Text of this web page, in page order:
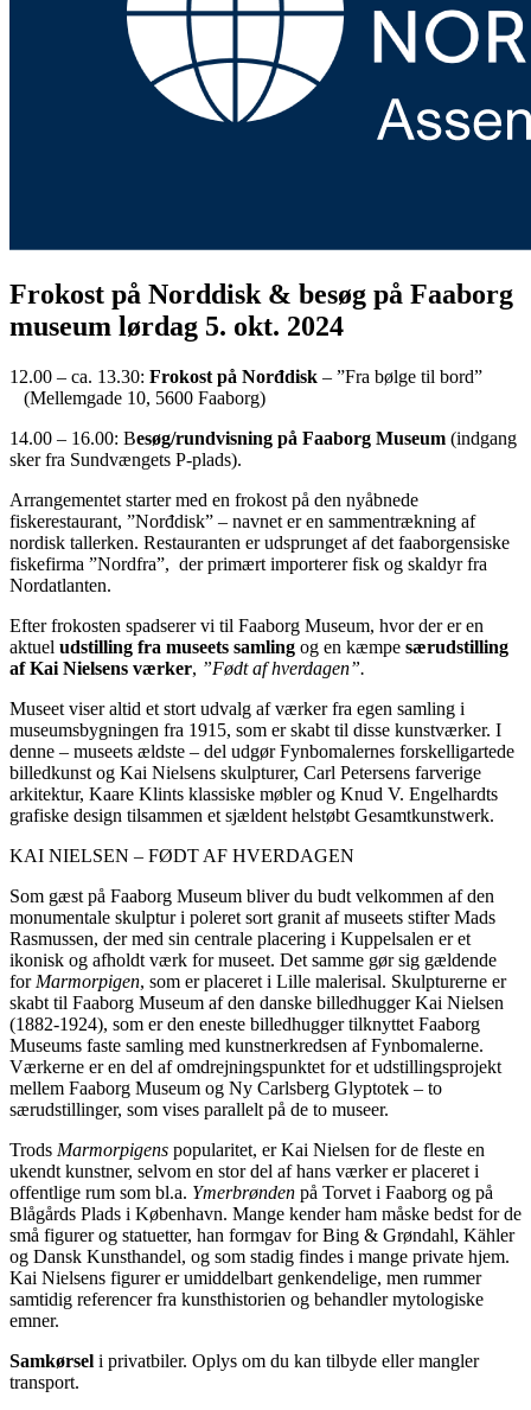
Frokost på Norddisk & besøg på Faaborg
museum lørdag 5. okt. 2024
12.00 – ca. 13.30: Frokost på Norđdisk – ”Fra bølge til bord”
(Mellemgade 10, 5600 Faaborg)
14.00 – 16.00: Besøg/rundvisning på Faaborg Museum (indgang
sker fra Sundvængets P-plads).
Arrangementet starter med en frokost på den nyåbnede
fiskerestaurant, ”Norđdisk” – navnet er en sammentrækning af
nordisk tallerken. Restauranten er udsprunget af det faaborgensiske
fiskefirma ”Nordfra”, der primært importerer fisk og skaldyr fra
Nordatlanten.
Efter frokosten spadserer vi til Faaborg Museum, hvor der er en
aktuel udstilling fra museets samling og en kæmpe særudstilling
af Kai Nielsens værker, ”Født af hverdagen”.
Museet viser altid et stort udvalg af værker fra egen samling i
museumsbygningen fra 1915, som er skabt til disse kunstværker. I
denne – museets ældste – del udgør Fynbomalernes forskelligartede
billed­kunst og Kai Nielsens skulpturer, Carl Petersens farverige
arkitektur, Kaare Klints klassiske møbler og Knud V. Engelhardts
grafiske design tilsammen et sjældent helstøbt Gesamtkunstwerk.
KAI NIELSEN – FØDT AF HVERDAGEN
Som gæst på Faaborg Museum bliver du budt velkommen af den
monumentale skulptur i poleret sort granit af museets stifter Mads
Rasmussen, der med sin centrale placering i Kuppelsalen er et
ikonisk og afholdt værk for museet. Det samme gør sig gældende
for Marmorpigen, som er place­ret i Lille malerisal. Skulpturerne er
skabt til Faaborg Museum af den danske billedhugger Kai Nielsen
(1882-1924), som er den eneste billedhugger tilknyttet Faaborg
Museums faste samling med kunstnerkredsen af Fynbomalerne.
Værkerne er en del af omdrejningspunktet for et udstillingsprojekt
mellem Faaborg Museum og Ny Carlsberg Glyptotek – to
særudstillinger, som vises parallelt på de to museer.
Trods Marmorpigens popularitet, er Kai Nielsen for de fleste en
ukendt kunstner, selvom en stor del af hans værker er placeret i
offentlige rum som bl.a. Ymerbrønden på Torvet i Faaborg og på
Blågårds Plads i København. Mange kender ham måske bedst for de
små figurer og statuetter, han formgav for Bing & Grøndahl, Kähler
og Dansk Kunsthandel, og som stadig findes i mange private hjem.
Kai Nielsens figurer er umiddelbart genkendelige, men rummer
samtidig referencer fra kunsthistorien og behandler mytologiske
emner.
Samkørsel i privatbiler. Oplys om du kan tilbyde eller mangler
transport.